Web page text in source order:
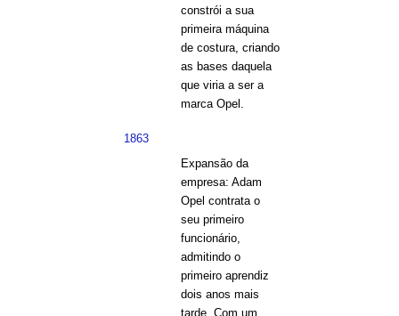
constrói a sua
primeira máquina
de costura, criando
as bases daquela
que viria a ser a
marca Opel.
1863
Expansão da
empresa: Adam
Opel contrata o
seu primeiro
funcionário,
admitindo o
primeiro aprendiz
dois anos mais
tarde. Com um